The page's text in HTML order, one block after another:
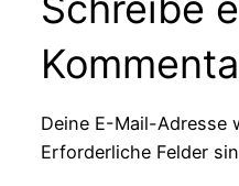
Deine E-Mail-
Erforderliche Felder